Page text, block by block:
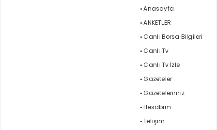
Anasayfa
ANKETLER
Canlı Borsa Bilgileri
Canlı Tv
Canlı Tv İzle
Gazeteler
Gazetelerimiz
Hesabım
İletişim